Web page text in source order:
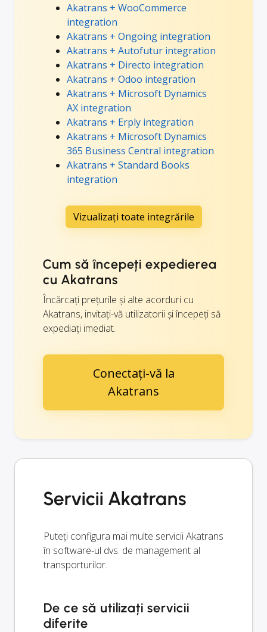
Akatrans + WooCommerce
integration
Akatrans + Ongoing integration
Akatrans + Autofutur integration
Akatrans + Directo integration
Akatrans + Odoo integration
Akatrans + Microsoft Dynamics
AX integration
Akatrans + Erply integration
Akatrans + Microsoft Dynamics
365 Business Central integration
Akatrans + Standard Books
integration
Vizualizați toate integrările
Cum să începeți expedierea
cu Akatrans
Încărcați prețurile și alte acorduri cu
Akatrans, invitați-vă utilizatorii și începeți să
expediați imediat.
Conectați-vă la
Akatrans
Servicii Akatrans
Puteți configura mai multe servicii Akatrans
în software-ul dvs. de management al
transporturilor.
De ce să utilizați servicii
diferite